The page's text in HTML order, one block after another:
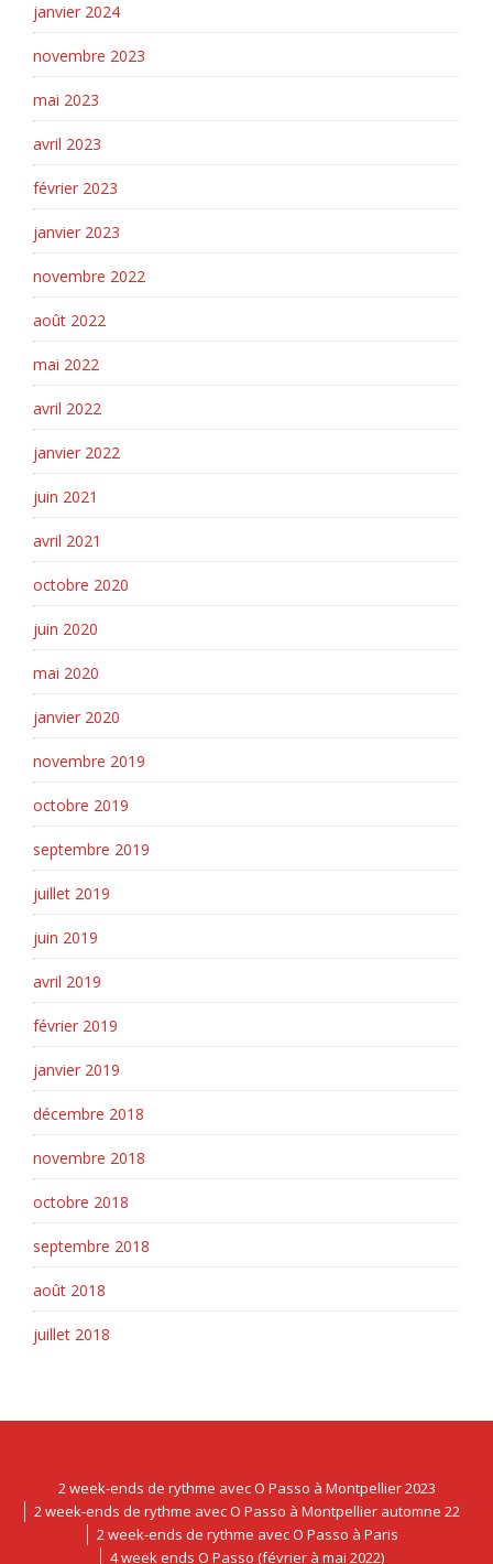
janvier 2024
novembre 2023
mai 2023
avril 2023
février 2023
janvier 2023
novembre 2022
août 2022
mai 2022
avril 2022
janvier 2022
juin 2021
avril 2021
octobre 2020
juin 2020
mai 2020
janvier 2020
novembre 2019
octobre 2019
septembre 2019
juillet 2019
juin 2019
avril 2019
février 2019
janvier 2019
décembre 2018
novembre 2018
octobre 2018
septembre 2018
août 2018
juillet 2018
2 week-ends de rythme avec O Passo à Montpellier 2023
2 week-ends de rythme avec O Passo à Montpellier automne 22
2 week-ends de rythme avec O Passo à Paris
4 week ends O Passo (février à mai 2022)